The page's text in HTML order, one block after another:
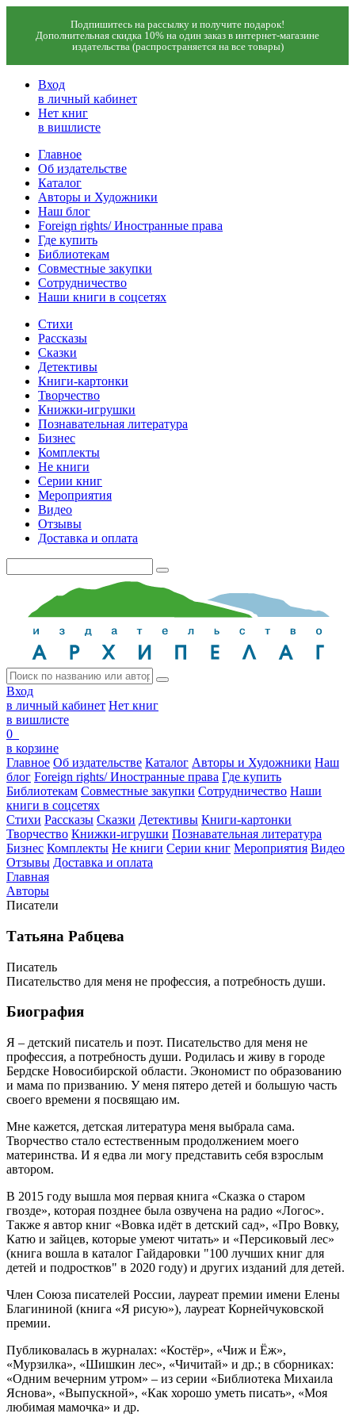
Подпишитесь на рассылку и получите подарок!
Дополнительная скидка 10% на один заказ в интернет-магазине
издательства (распространяется на все товары)
Вход
в личный кабинет
Нет книг
в вишлисте
Главное
Об издательстве
Каталог
Авторы и Художники
Наш блог
Foreign rights/ Иностранные права
Где купить
Библиотекам
Совместные закупки
Сотрудничество
Наши книги в соцсетях
Стихи
Рассказы
Сказки
Детективы
Книги-картонки
Творчество
Книжки-игрушки
Познавательная литература
Бизнес
Комплекты
Не книги
Серии книг
Мероприятия
Видео
Отзывы
Доставка и оплата
Вход
в личный кабинет Нет книг
в вишлисте
0
в корзине
Главное Об издательстве Каталог Авторы и Художники Наш
блог Foreign rights/ Иностранные права Где купить
Библиотекам Совместные закупки Сотрудничество Наши
книги в соцсетях
Стихи Рассказы Сказки Детективы Книги-картонки
Творчество Книжки-игрушки Познавательная литература
Бизнес Комплекты Не книги Серии книг Мероприятия Видео
Отзывы Доставка и оплата
Главная
Авторы
Писатели
Татьяна Рабцева
Писатель
Писательство для меня не профессия, а потребность души.
Биография
Я – детский писатель и поэт. Писательство для меня не
профессия, а потребность души. Родилась и живу в городе
Бердске Новосибирской области. Экономист по образованию
и мама по призванию. У меня пятеро детей и большую часть
своего времени я посвящаю им.
Мне кажется, детская литература меня выбрала сама.
Творчество стало естественным продолжением моего
материнства. И я едва ли могу представить себя взрослым
автором.
В 2015 году вышла моя первая книга «Сказка о старом
гвозде», которая позднее была озвучена на радио «Логос».
Также я автор книг «Вовка идёт в детский сад», «Про Вовку,
Катю и зайцев, которые умеют читать» и «Персиковый лес»
(книга вошла в каталог Гайдаровки "100 лучших книг для
детей и подростков" в 2020 году) и других изданий для детей.
Член Союза писателей России, лауреат премии имени Елены
Благининой (книга «Я рисую»), лауреат Корнейчуковской
премии.
Публиковалась в журналах: «Костёр», «Чиж и Ёж»,
«Мурзилка», «Шишкин лес», «Чичитай» и др.; в сборниках:
«Одним вечерним утром» – из серии «Библиотека Михаила
Яснова», «Выпускной», «Как хорошо уметь писать», «Моя
любимая мамочка» и др.